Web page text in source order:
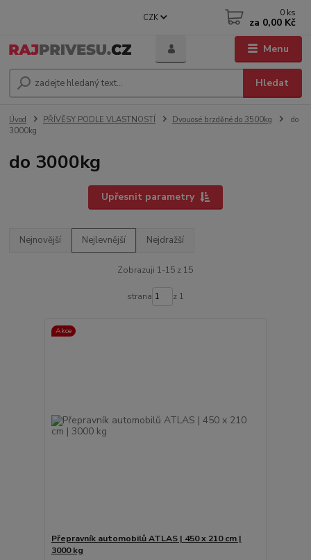
Menu
CZK
Hledat
0 ks
za 0,00 Kč
Úvod PŘÍVĚSY PODLE VLASTNOSTÍ Dvouosé brzděné do 3500kg
do
3000kg
do 3000kg
Upřesnit parametry
Nejnovější Nejlevnější Nejdražší
Zobrazuji 1-15 z 15
strana z 1
Akce
Přepravník automobilů ATLAS | 450 x 210 cm |
3000 kg